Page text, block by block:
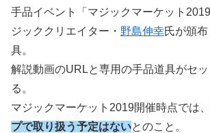
手品イベント「マジックマーケット
ジッククリエイター・ 野島伸幸氏が頒
具。
解説動画のURLと専用の手品道具がセ
る。
マジックマーケット2019開催時点では、
プで取り扱う予定はないとのこと。